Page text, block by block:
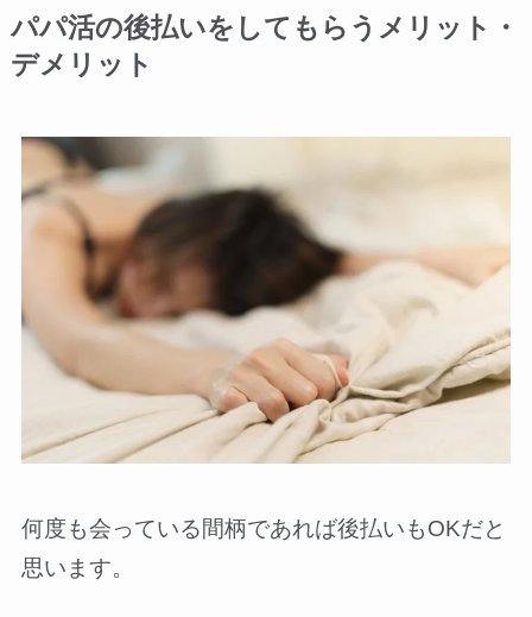
パパ活の後払いをしてもらうメリット・
デメリット
何度も会っている間柄であれば後払いもOKだと
思います。